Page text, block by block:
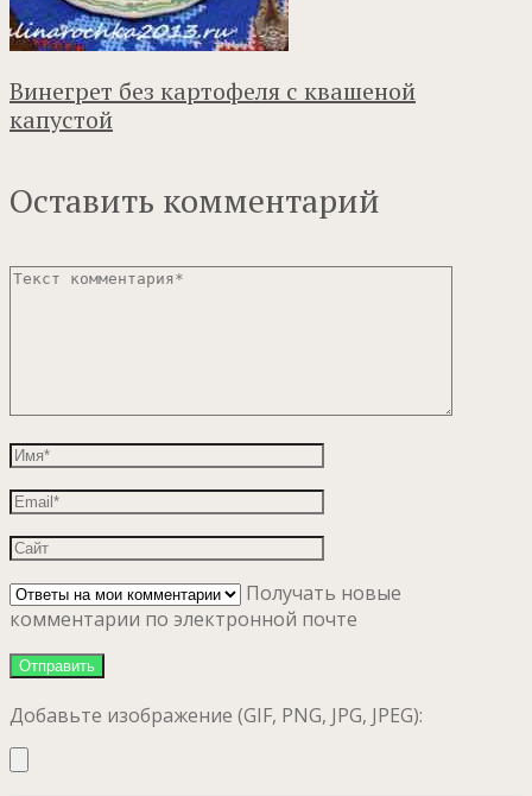
Винегрет без картофеля с квашеной
капустой
Оставить комментарий
Получать новые
комментарии по электронной почте
Добавьте изображение (GIF, PNG, JPG, JPEG):